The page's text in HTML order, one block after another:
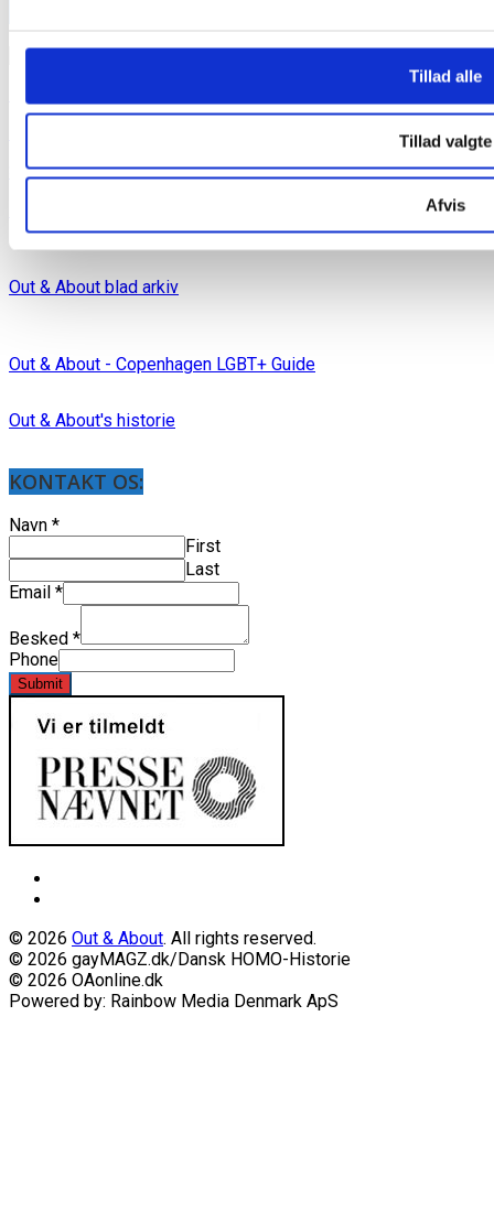
Tillad alle
Tillad valgte
Afvis
INDLÆG
Samlede Medieinfo
Out & About blad arkiv
Out & About - Copenhagen LGBT+ Guide
Out & About's historie
KONTAKT OS:
Navn *
First
Last
Email *
Besked *
Phone
Submit
© 2026 Out & About. All rights reserved.
© 2026 gayMAGZ.dk/Dansk HOMO-Historie
© 2026 OAonline.dk
Powered by: Rainbow Media Denmark ApS